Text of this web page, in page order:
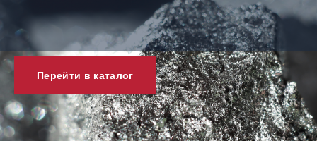
Перейти в каталог